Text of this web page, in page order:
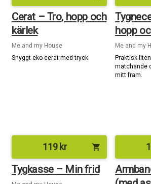
Cerat – Tro, hopp och
kärlek
Me and my House
Snyggt eko-cerat med tryck.
hopp
Me and my
Praktisk
matchande
mitt fram.
119kr shopping_cart
Tygkasse – Min frid